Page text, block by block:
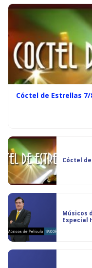
Cóctel de Estrellas 7/
Cóctel
Músicos
Especial